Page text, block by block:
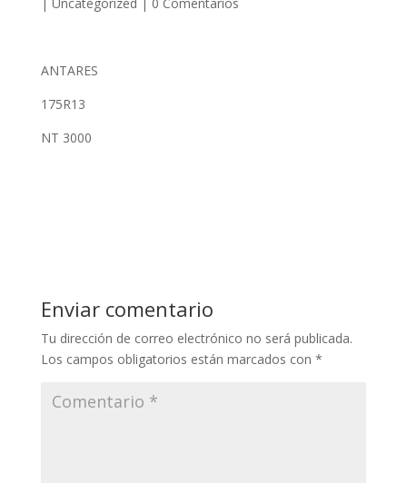
| Uncategorized | 0 Comentarios
ANTARES
175R13
NT 3000
Enviar comentario
Tu dirección de correo electrónico no será publicada.
Los campos obligatorios están marcados con *